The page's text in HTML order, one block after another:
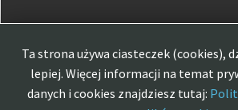
O nas
Ta strona używa ciasteczek (cookies),
lepiej. Więcej informacji na temat
danych i cookies znajdziesz tutaj: